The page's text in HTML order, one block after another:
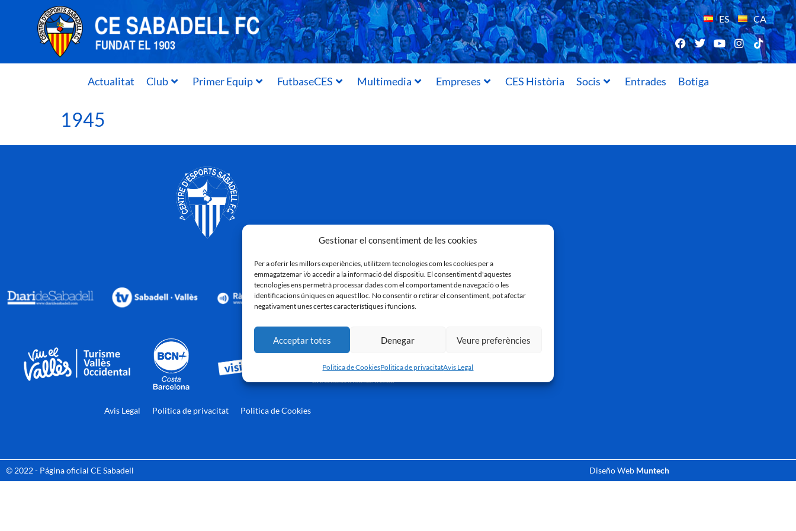
Gestionar el consentiment de les cookies
Per a oferir les millors experiències, utilitzem tecnologies com les cookies per a
emmagatzemar i/o accedir a la informació del dispositiu. El consentiment d'aquestes
tecnologies ens permetrà processar dades com el comportament de navegació o les
identificacions úniques en aquest lloc. No consentir o retirar el consentiment, pot afectar
negativament unes certes característiques i funcions.
Acceptar totes Denegar Veure preferències
Politica de CookiesPolitica de privacitatAvis Legal
ES CA
Actualitat Club Primer Equip FutbaseCES Multimedia Empreses CES Història Socis Entrades Botiga
1945
Avis Legal Politica de privacitat Politica de Cookies
© 2022 - Página oficial CE Sabadell Diseño Web Muntech